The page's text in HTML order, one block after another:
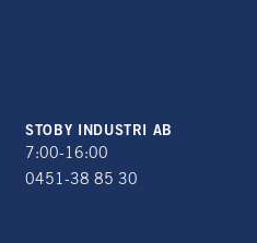
STOBY INDUSTRI AB
7:00-16:00
0451-38 85 30